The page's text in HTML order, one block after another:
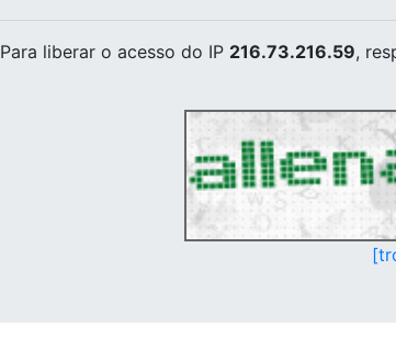
Para liberar o acesso do IP 216.73.216.59,